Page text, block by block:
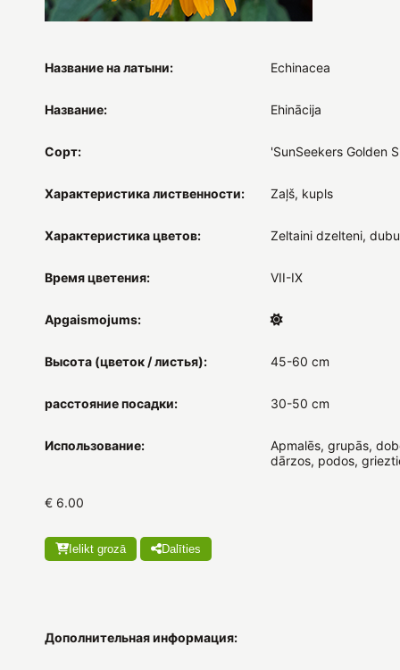
Название на латыни: Echinacea
Название: Ehinācija
Сорт: 'SunSeekers Golden
Характеристика лиственности: Zaļš, kupls
Характеристика цветов: Zeltaini dzelteni,
Время цветения: VII-IX
Apgaismojums:
Высота (цветок / листья): 45-60 cm
расстояние посадки: 30-50 cm
Использование:
Apmalēs, grupās,
dārzos, podos,
€ 6.00
Ielikt grozā Dalīties
Дополнительная информация: